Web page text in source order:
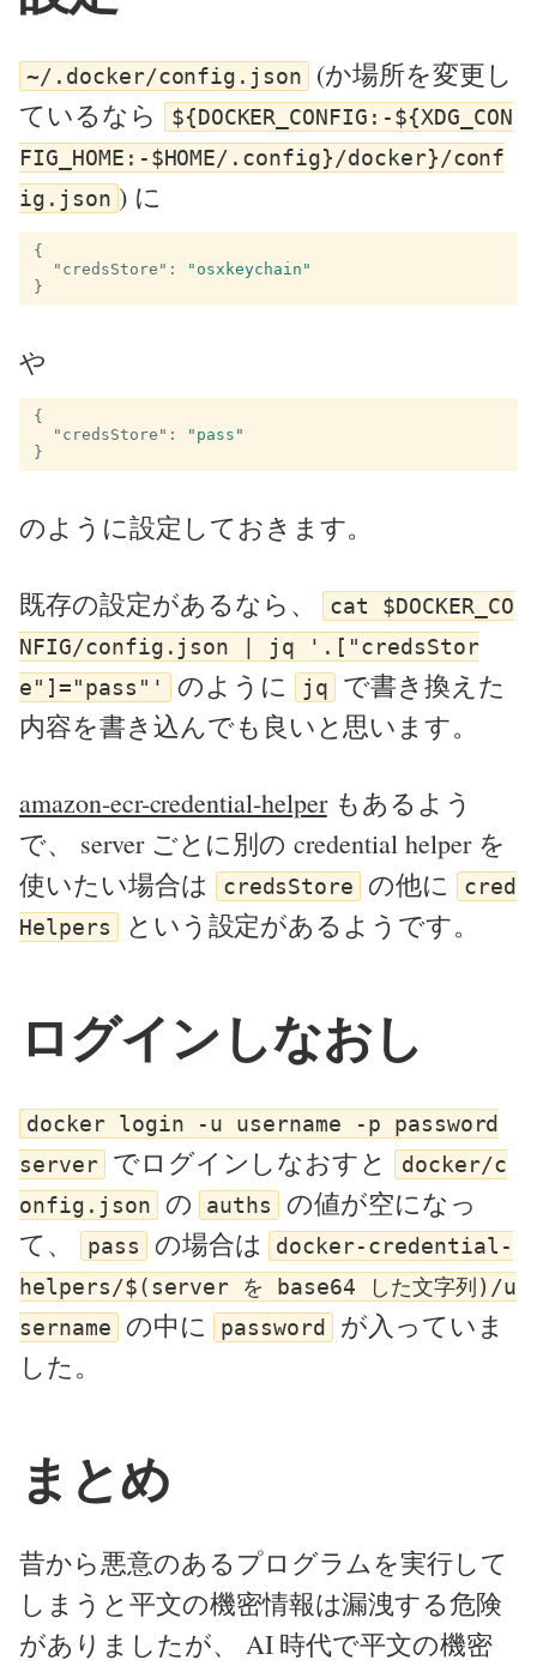
~/.docker/config.json
(か場所を変更し
ているなら
${DOCKER_CONFIG:-${XDG_CON
FIG_HOME:-$HOME/.config}/docker}/conf
ig.json ) に
{
"credsStore" :
"osxkeychain"
}
や
{
"credsStore" :
"pass"
}
のように設定しておきます。
既存の設定があるなら、 cat $DOCKER_CO
NFIG/config.json | jq '.["credsStor
e"]="pass"' のように jq
で書き換えた
内容を書き込んでも良いと思います。
amazon-ecr-credential-helperもあるよう
で、 server ごとに別の credential helper を
使いたい場合は
credsStore の他に
cred
Helpers という設定があるようです。
ログインしなおし
docker login -u username -p password
server でログインしなおすと docker/c
onfig.json の auths
の値が空になっ
て、
pass の場合は docker-credential-
helpers/$(server を base64 した文字列)/u
sername の中に password
が入っていま
した。
まとめ
昔から悪意のあるプログラムを実行して
しまうと平文の機密情報は漏洩する危険
がありましたが、 AI 時代で平文の機密